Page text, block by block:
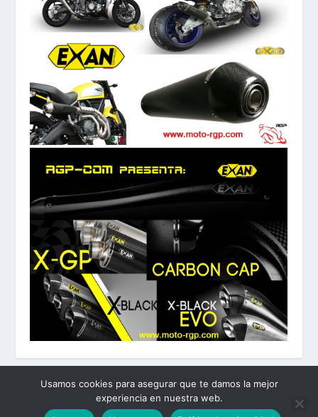
Elegant Themes | Desarrollado por WordPress
Usamos cookies para asegurar que te damos la mejor
experiencia en nuestra web.